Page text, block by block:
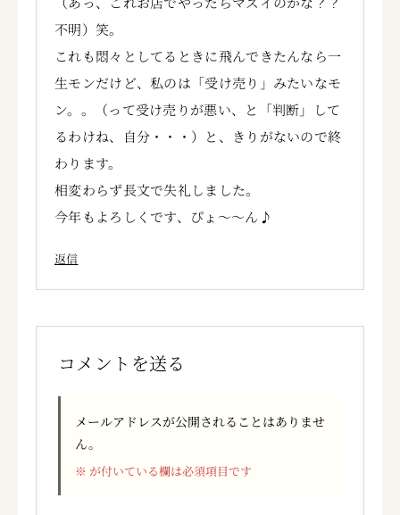
不明）笑。
これも悶々としてるときに飛んできたんなら一
生モンだけど、私のは「受け売り」みたいなモ
ン。。（って受け売りが悪い、と「判断」して
るわけね、自分・・・）と、きりがないので終
わります。
相変わらず長文で失礼しました。
今年もよろしくです、ぴょ～～ん♪
返信
コメントを送る
メールアドレスが公開されることはありませ
ん。
※ が付いている欄は必須項目です